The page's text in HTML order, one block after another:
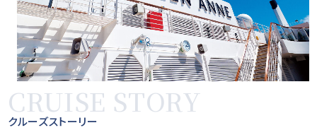
CRUISE STORY
クルーズストーリー